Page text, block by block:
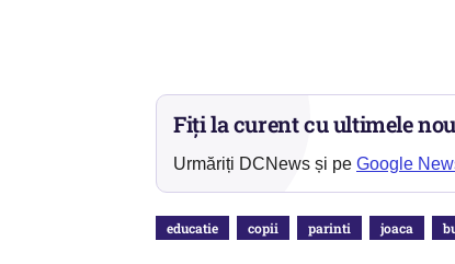
Fiți la curent cu ultimele
Urmăriți DCNews și pe Google
educatie copii parinti joaca